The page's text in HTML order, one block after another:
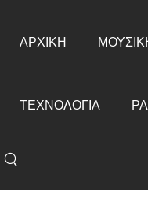
ΑΡΧΙΚΗ
ΤΕΧΝΟΛΟΓΙΑ